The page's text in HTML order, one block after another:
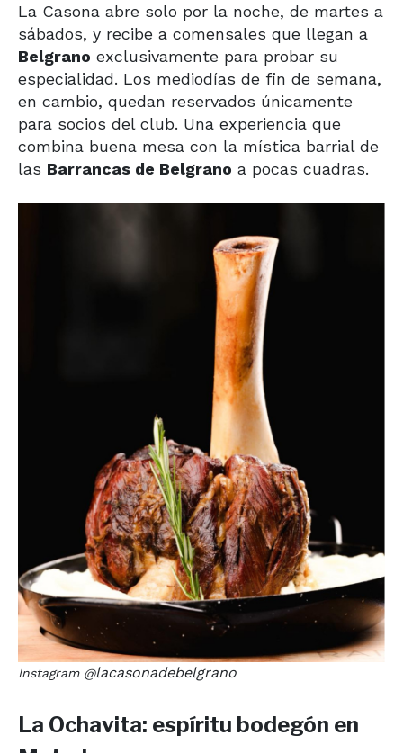
La Casona abre solo por la noche, de martes a
sábados, y recibe a comensales que llegan a
Belgrano exclusivamente para probar su
especialidad. Los mediodías de fin de semana,
en cambio, quedan reservados únicamente
para socios del club. Una experiencia que
combina buena mesa con la mística barrial de
las Barrancas de Belgrano a pocas cuadras.
Instagram @lacasonadebelgrano
La Ochavita: espíritu bodegón en